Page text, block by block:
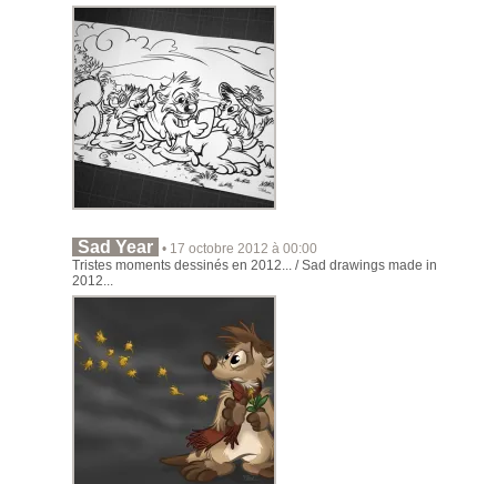
Sad Year • 17 octobre 2012 à 00:00
Tristes moments dessinés en 2012... / Sad drawings made in
2012...